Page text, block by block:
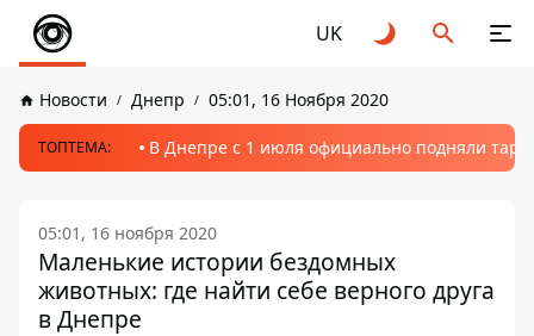
UK
Новости Днепр 05:01, 16 Ноября 2020
ТОПТЕМА: В Днепре с 1 июля официально подняли
05:01, 16 ноября 2020
Маленькие истории бездомных
животных: где найти себе верного друга
в Днепре